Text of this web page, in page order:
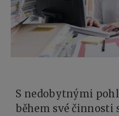
S nedobytnými
během své činnosti